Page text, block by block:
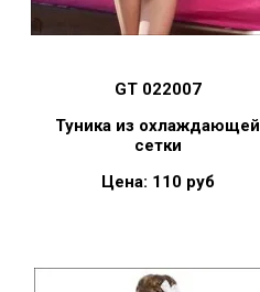
GT 022007
Туника из охлаждающей
сетки
Цена: 110 руб